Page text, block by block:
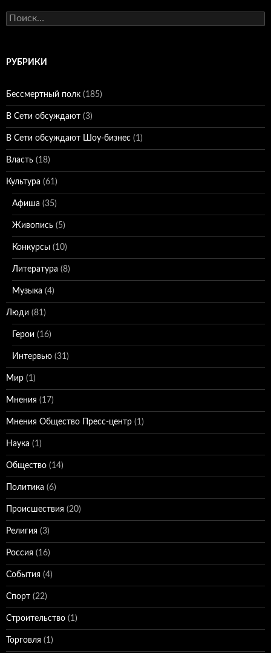
Найти:
РУБРИКИ
Бессмертный полк (185)
В Сети обсуждают (3)
В Сети обсуждают Шоу-бизнес (1)
Власть (18)
Культура (61)
Афиша (35)
Живопись (5)
Конкурсы (10)
Литература (8)
Музыка (4)
Люди (81)
Герои (16)
Интервью (31)
Мир (1)
Мнения (17)
Мнения Общество Пресс-центр (1)
Наука (1)
Общество (14)
Политика (6)
Происшествия (20)
Религия (3)
Россия (16)
События (4)
Спорт (22)
Строительство (1)
Торговля (1)